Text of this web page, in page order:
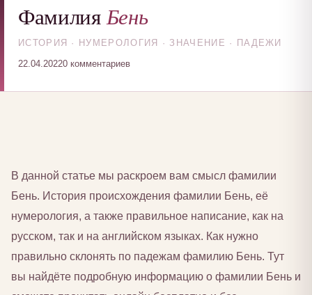
ФамилияБень
ИСТОРИЯ · НУМЕРОЛОГИЯ · ЗНАЧЕНИЕ · ПАДЕЖИ
22.04.20220 комментариев
В данной статье мы раскроем вам смысл фамилии
Бень. История происхождения фамилии Бень, её
нумерология, а также правильное написание, как на
русском, так и на английском языках. Как нужно
правильно склонять по падежам фамилию Бень. Тут
вы найдёте подробную информацию о фамилии Бень и